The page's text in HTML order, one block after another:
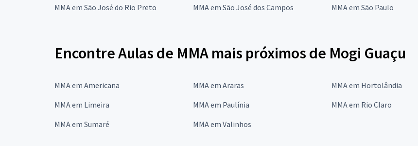
MMA em São José do Rio Preto
MMA em São José dos Campos MMA em São Paulo
Encontre Aulas de MMA mais próximos de Mogi Guaçu
MMA em Americana MMA em Araras MMA em Hortolândia
MMA em Limeira
MMA em Paulínia MMA em Rio Claro
MMA em Sumaré
MMA em Valinhos